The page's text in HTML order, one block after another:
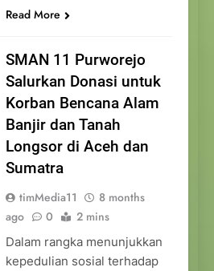
Read More
SMAN 11 Purworejo
Salurkan Donasi untuk
Korban Bencana Alam
Banjir dan Tanah
Longsor di Aceh dan
Sumatra
timMedia11
8 months
ago
0 2 mins
Dalam rangka menunjukkan
kepedulian sosial terhadap